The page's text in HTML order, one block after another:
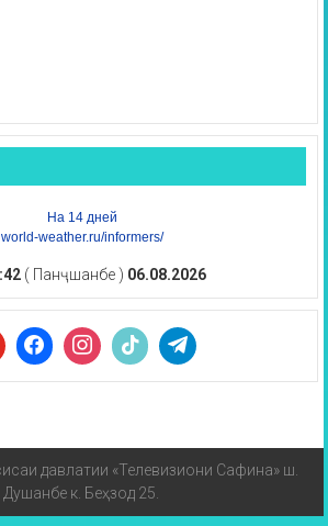
На 14 дней
world-weather.ru/informers/
( Панҷшанбе ) 06.08.2026
давлатии «Телевизиони Сафина» ш.
Душанбе к. Беҳзод 25.